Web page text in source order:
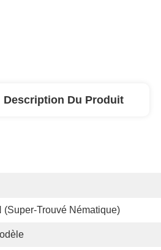
Description Du Produit
(super-Trouvé Nématique)